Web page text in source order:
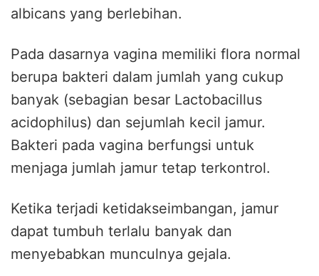
albicans yang berlebihan.
Pada dasarnya vagina memiliki flora normal
berupa bakteri dalam jumlah yang cukup
banyak (sebagian besar Lactobacillus
acidophilus) dan sejumlah kecil jamur.
Bakteri pada vagina berfungsi untuk
menjaga jumlah jamur tetap terkontrol.
Ketika terjadi ketidakseimbangan, jamur
dapat tumbuh terlalu banyak dan
menyebabkan munculnya gejala.